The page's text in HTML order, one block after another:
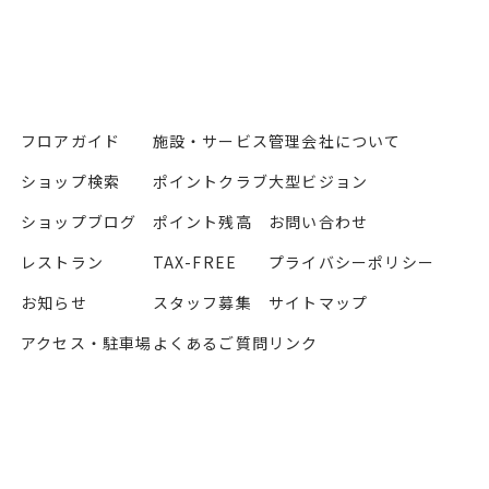
フロアガイド
ショップ検索
ショップブログ
レストラン
お知らせ
アクセス・駐車場
施設・サービス
ポイントクラブ
ポイント残高
TAX-FREE
スタッフ募集
よくあるご質問
管理会社について
大型ビジョン
お問い合わせ
プライバシーポリシー
サイトマップ
リンク